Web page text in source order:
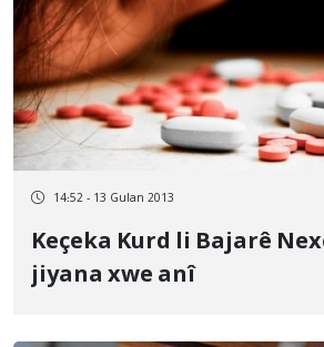
14:52 - 13 Gulan 2013
Keçeka Kurd li Bajarê
jiyana xwe anî